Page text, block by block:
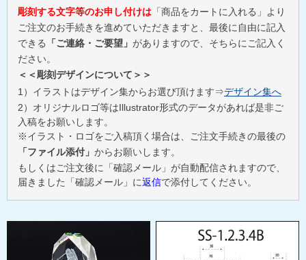
彫刻する文字等のお申し付けは 「商品をカートに入れる」より
ご注文のお手続きを進めていただきますと、最後に自由に記入
できる
「ご連絡・ご要望」 がありますので、そちらにご記入く
ださい。
＜＜彫刻デザインについて＞＞
1）イラストはデザイン集からお選び頂けます⇒デザイン集へ
2）オリジナルロゴ等はIllustrator形式のデータがあれば是非ご
入稿をお願いします。
※イラスト・ロゴをご入稿頂く場合は、ご注文手続きの最後の
「ファイル添付」 からお願いします。
もしくはご注文後に「確認メール」が自動配信されますので、
届きました「確認メール」に返信で添付してください。